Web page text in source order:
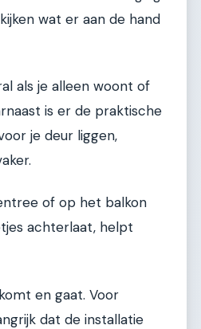
wat er aan de hand
als je alleen woont of
is er de praktische
je deur liggen,
of op het balkon
achterlaat, helpt
en gaat. Voor
dat de installatie